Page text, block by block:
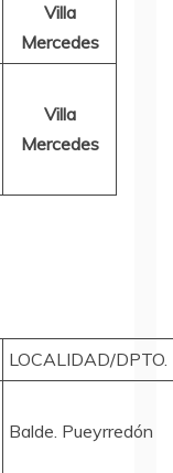
Villa
Mercedes
Villa
Mercedes
LOCALIDAD/DPTO.
Balde. Pueyrredón